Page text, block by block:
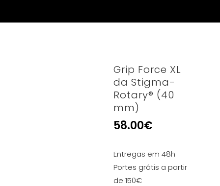
Grip Force XL
da Stigma-
Rotary® (40
mm)
58.00€
Entregas em 48h
Portes grátis a partir
de 150€